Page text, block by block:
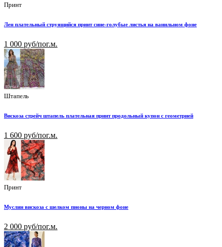
Принт
Лен плательный струящийся принт сине-голубые листья на ванильном фоне
1 000 руб/пог.м.
Штапель
Вискоза стрейч штапель плательная принт продольный купон с геометрией
1 600 руб/пог.м.
Принт
Муслин вискоза с шелком пионы на черном фоне
2 000 руб/пог.м.